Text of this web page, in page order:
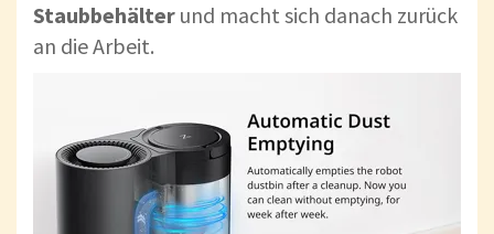
Staubbehälter und macht sich danach zurück
an die Arbeit.